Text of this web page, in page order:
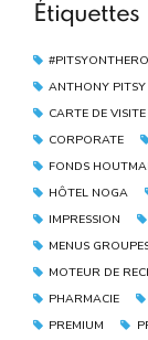
Étiquettes
ANTHONY PITSY
CARTE DE VISITE
CORPORATE
FONDS
HÔTEL NOGA
IMPRESSION
MENUS
MOTEUR DE
PHARMACIE
PREMIUM